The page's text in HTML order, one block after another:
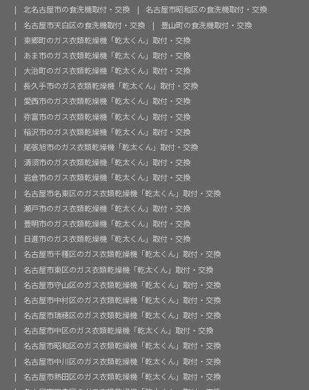
北名古屋市の食洗機取付・交換
名古屋市昭和区の食洗機取付・交換
名古屋市天白区の食洗機取付・交換
豊山町の食洗機取付・交換
東郷町のガス衣類乾燥機「乾太くん」取付・交換
あま市のガス衣類乾燥機「乾太くん」取付・交換
大治町のガス衣類乾燥機「乾太くん」取付・交換
長久手市のガス衣類乾燥機「乾太くん」取付・交換
愛西市のガス衣類乾燥機「乾太くん」取付・交換
弥富市のガス衣類乾燥機「乾太くん」取付・交換
稲沢市のガス衣類乾燥機「乾太くん」取付・交換
尾張旭市のガス衣類乾燥機「乾太くん」取付・交換
清須市のガス衣類乾燥機「乾太くん」取付・交換
岩倉市のガス衣類乾燥機「乾太くん」取付・交換
名古屋市名東区のガス衣類乾燥機「乾太くん」取付・交換
瀬戸市のガス衣類乾燥機「乾太くん」取付・交換
豊明市のガス衣類乾燥機「乾太くん」取付・交換
日進市のガス衣類乾燥機「乾太くん」取付・交換
名古屋市千種区のガス衣類乾燥機「乾太くん」取付・交換
名古屋市東区のガス衣類乾燥機「乾太くん」取付・交換
名古屋市守山区のガス衣類乾燥機「乾太くん」取付・交換
名古屋市中村区のガス衣類乾燥機「乾太くん」取付・交換
名古屋市瑞穂区のガス衣類乾燥機「乾太くん」取付・交換
名古屋市中区のガス衣類乾燥機「乾太くん」取付・交換
名古屋市昭和区のガス衣類乾燥機「乾太くん」取付・交換
名古屋市中川区のガス衣類乾燥機「乾太くん」取付・交換
名古屋市熱田区のガス衣類乾燥機「乾太くん」取付・交換